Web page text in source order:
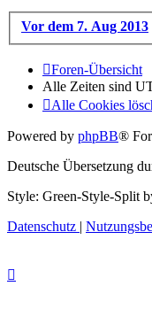
Vor dem 7. Aug 2013
Foren-Übersicht
Alle Zeiten sind
Alle Cookies
Powered by phpBB®
Deutsche Übersetzung
Style: Green-Style-Split
Datenschutz |